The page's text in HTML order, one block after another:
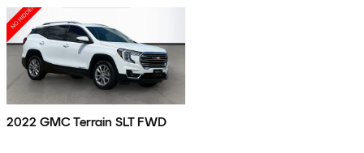
2022 GMC Terrain SLT FWD